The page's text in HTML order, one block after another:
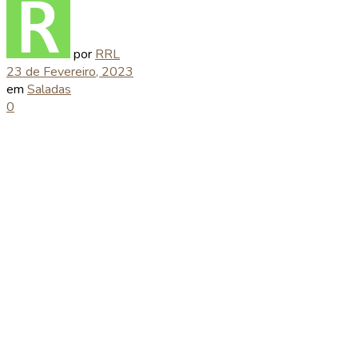
por RRL
23 de Fevereiro, 2023
em Saladas
0